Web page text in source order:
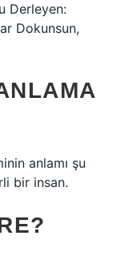
Derleyen:
Dokunsun,
anlamı şu
bir insan.